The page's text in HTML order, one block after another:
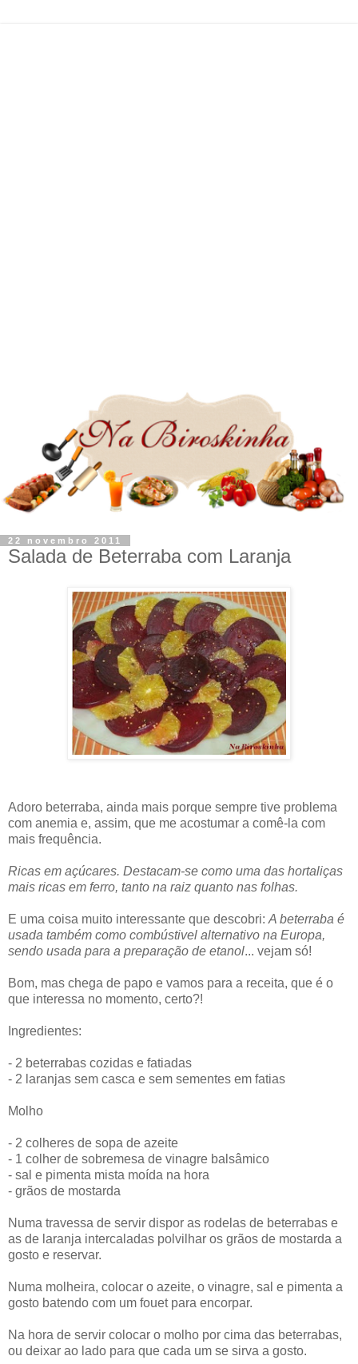
22 novembro 2011
Salada de Beterraba com Laranja
Adoro beterraba, ainda mais porque sempre tive problema
com anemia e, assim, que me acostumar a comê-la com
mais frequência.
Ricas em açúcares. Destacam-se como uma das hortaliças
mais ricas em ferro, tanto na raiz quanto nas folhas.
E uma coisa muito interessante que descobri: A beterraba é
usada também como combústivel alternativo na Europa,
sendo usada para a preparação de etanol... vejam só!
Bom, mas chega de papo e vamos para a receita, que é o
que interessa no momento, certo?!
Ingredientes:
- 2 beterrabas cozidas e fatiadas
- 2 laranjas sem casca e sem sementes em fatias
Molho
- 2 colheres de sopa de azeite
- 1 colher de sobremesa de vinagre balsâmico
- sal e pimenta mista moída na hora
- grãos de mostarda
Numa travessa de servir dispor as rodelas de beterrabas e
as de laranja intercaladas polvilhar os grãos de mostarda a
gosto e reservar.
Numa molheira, colocar o azeite, o vinagre, sal e pimenta a
gosto batendo com um fouet para encorpar.
Na hora de servir colocar o molho por cima das beterrabas,
ou deixar ao lado para que cada um se sirva a gosto.